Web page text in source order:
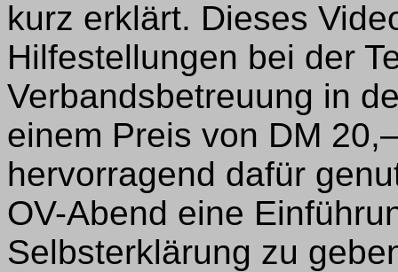
kurz erklärt. Dieses
Hilfestellungen bei der
Verbandsbetreuung in
einem Preis von DM
hervorragend dafür
OV-Abend eine
Selbsterklärung zu